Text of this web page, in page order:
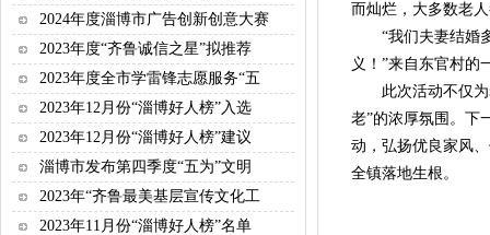
2024年度淄博市广告创新创意大赛
2023年度“齐鲁诚信之星”拟推荐
2023年度全市学雷锋志愿服务“五
2023年12月份“淄博好人榜”入选
2023年12月份“淄博好人榜”建议
淄博市发布第四季度“五为”文明
2023年“齐鲁最美基层宣传文化工
2023年11月份“淄博好人榜”名单
而灿烂，大多数老
“我们夫妻结婚多
义！”来自东官村的
此次活动不仅为
老”的浓厚氛围。下
动，弘扬优良家风
全镇落地生根。